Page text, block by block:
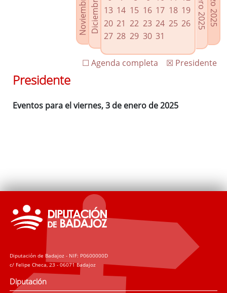
Agenda de Presidencia
Plenos provinciales y Juntas de gobierno
Oficina de Proyectos Europeos
13 14 15 16 17 18 19
20 21 22 23 24 25 26
27 28 29 30 31
☒ Presidente
☐ Agenda completa
Presidente
Eventos para el viernes, 3 de enero de 2025
Diputación de Badajoz - NIF: P0600000D
c/ Felipe Checa, 23 - 06071 Badajoz
Diputación